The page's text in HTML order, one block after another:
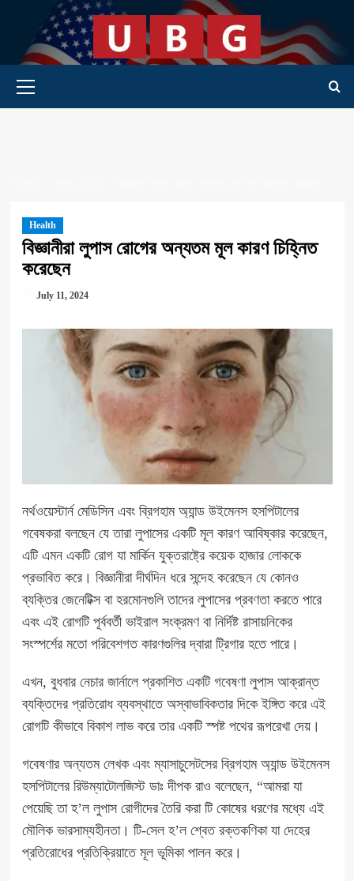
content
Primary Menu
Health
বিজ্ঞানীরা লুপাস রোগের অন্যতম মূল কারণ চিহ্নিত
করেছেন
July 11, 2024
নর্থওয়েস্টার্ন মেডিসিন এবং ব্রিগহাম অ্যান্ড উইমেনস হসপিটালের
গবেষকরা বলছেন যে তারা লুপাসের একটি মূল কারণ আবিষ্কার করেছেন,
এটি এমন একটি রোগ যা মার্কিন যুক্তরাষ্ট্রে কয়েক হাজার লোককে
প্রভাবিত করে। বিজ্ঞানীরা দীর্ঘদিন ধরে সন্দেহ করেছেন যে কোনও
ব্যক্তির জেনেটিক্স বা হরমোনগুলি তাদের লুপাসের প্রবণতা করতে পারে
এবং এই রোগটি পূর্ববর্তী ভাইরাল সংক্রমণ বা নির্দিষ্ট রাসায়নিকের
সংস্পর্শের মতো পরিবেশগত কারণগুলির দ্বারা ট্রিগার হতে পারে।
এখন, বুধবার নেচার জার্নালে প্রকাশিত একটি গবেষণালুপাস আক্রান্ত
ব্যক্তিদের প্রতিরোধ ব্যবস্থাতে অস্বাভাবিকতার দিকে ইঙ্গিত করে এই
রোগটি কীভাবে বিকাশ লাভ করে তার একটি স্পষ্ট পথের রূপরেখা দেয়।
গবেষণার অন্যতম লেখক এবং ম্যাসাচুসেটসের ব্রিগহাম অ্যান্ড উইমেনস
হসপিটালের রিউম্যাটোলজিস্ট ডাঃ দীপক রাও বলেছেন, “আমরা যা
পেয়েছি তা হ’ল লুপাস রোগীদের তৈরি করা টি কোষের ধরণের মধ্যে এই
মৌলিক ভারসাম্যহীনতা। টি-সেল হ’ল শ্বেত রক্তকণিকা যা দেহের
প্রতিরোধের প্রতিক্রিয়াতে মূল ভূমিকা পালন করে।